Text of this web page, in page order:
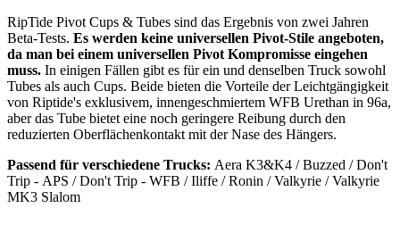
RipTide Pivot Cups & Tubes sind das Ergebnis von zwei Jahren
Beta-Tests. Es werden keine universellen Pivot-Stile angeboten,
da man bei einem universellen Pivot Kompromisse eingehen
muss. In einigen Fällen gibt es für ein und denselben Truck sowohl
Tubes als auch Cups. Beide bieten die Vorteile der Leichtgängigkeit
von Riptide's exklusivem, innengeschmiertem WFB Urethan in 96a,
aber das Tube bietet eine noch geringere Reibung durch den
reduzierten Oberflächenkontakt mit der Nase des Hängers.
Passend für verschiedene Trucks: Aera K3&K4 / Buzzed / Don't
Trip - APS / Don't Trip - WFB / Iliffe / Ronin / Valkyrie / Valkyrie
MK3 Slalom